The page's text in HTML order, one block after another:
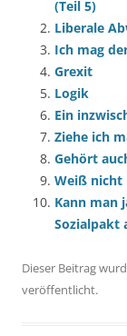
(Teil 5)
Liberale
Ich mag
Grexit
Logik
Ein
Ziehe ich
Gehört
Weiß nicht
Kann man
Sozialpakt
Dieser Beitrag
veröffentlicht.